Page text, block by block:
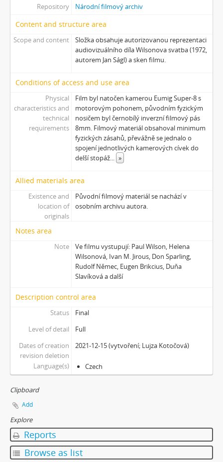
[Subseries] Slovo
[Subseries] Virtuální opona
[Subseries] Yes No Yes
[Subseries] Zrcadlo času
[Subseries] Abstraktní animace ze 60. let
[Subseries] Flare up
[Subseries] Pinup
[Subseries] The Time
[Subseries] Čas zkoušky
[Subseries] Musica Picta – Chvíle něhy
[Subseries] Musica Picta – Hodina slavnosti
[Subseries] Musica Picta – Minuty strachu
[Subseries] Velká dětská symfonie
[Subseries] Musica Picta – Čas tance
[Subseries] Musica Picta – Čas veselosti
[Subseries] Jednou ráno
[Subseries] Magnety
[Subseries] Wet Video
[Subseries] Meditace
[Subseries] O velikosti významu
[Subseries] Bílá skála
[Subseries] Hortvs Winariencis Mayrav
[Subseries] Lampyris
[Subseries] Marienbad
[Subseries] Kosmické turbulence
[Subseries] Cosmos – Křižíkova fontána
Repository Národní filmový archiv
Content and structure area
Scope and content
Složka obsahuje autorizovanou reprezentaci
audiovizuálního díla Wilsonova svatba (1972,
autorem Jan Ságl) a sken filmu.
Conditions of access and use area
Physical
characteristics and
technical
requirements
Film byl natočen kamerou Eumig Super-8 s
motorovým pohonem, původním fyzickým
nosičem byl černobílý inverzní filmový pás
8mm. Filmový materiál obsahoval minimum
fyzických zásahů, převážně se jednalo o
spojení jednotlivých kamerových cívek do
delší stopáž... »
Allied materials area
Existence and
location of
originals
Původní filmový materiál se nachází v
osobním archivu autora.
Notes area
Note
Ve filmu vystupují: Paul Wilson, Helena
Wilsonová, Ivan M. Jirous, Don Sparling,
Rudolf Němec, Eugen Brikcius, Duňa
Slavíková a další
Description control area
Status
Final
Level of detail
Full
Dates of creation
revision deletion
2021-12-15 (vytvoření; Lujza Kotočová)
Language(s) Czech
Clipboard
Add
Explore
Reports
Browse as list